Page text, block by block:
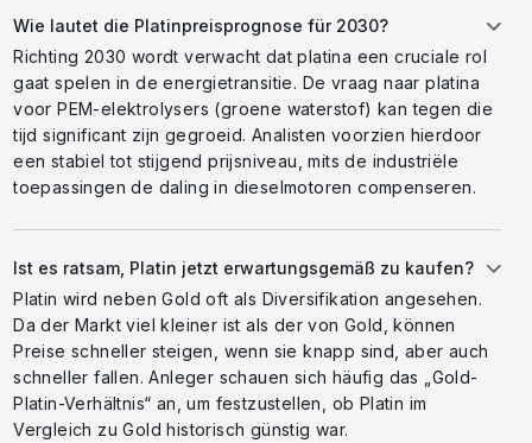
Wie lautet die Platinpreisprognose für 2030?
Richting 2030 wordt verwacht dat platina een cruciale rol
gaat spelen in de energietransitie. De vraag naar platina
voor PEM-elektrolysers (groene waterstof) kan tegen die
tijd significant zijn gegroeid. Analisten voorzien hierdoor
een stabiel tot stijgend prijsniveau, mits de industriële
toepassingen de daling in dieselmotoren compenseren.
Ist es ratsam, Platin jetzt erwartungsgemäß zu kaufen?
Platin wird neben Gold oft als Diversifikation angesehen.
Da der Markt viel kleiner ist als der von Gold, können
Preise schneller steigen, wenn sie knapp sind, aber auch
schneller fallen. Anleger schauen sich häufig das „Gold-
Platin-Verhältnis“ an, um festzustellen, ob Platin im
Vergleich zu Gold historisch günstig war.